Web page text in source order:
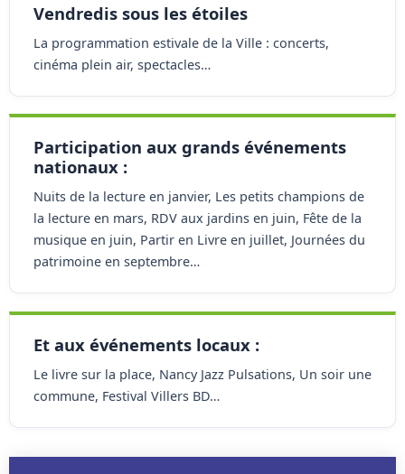
Vendredis sous les étoiles
La programmation estivale de la Ville : concerts,
cinéma plein air, spectacles…
Participation aux grands événements
nationaux :
Nuits de la lecture en janvier, Les petits champions de
la lecture en mars, RDV aux jardins en juin, Fête de la
musique en juin, Partir en Livre en juillet, Journées du
patrimoine en septembre…
Et aux événements locaux :
Le livre sur la place, Nancy Jazz Pulsations, Un soir une
commune, Festival Villers BD…